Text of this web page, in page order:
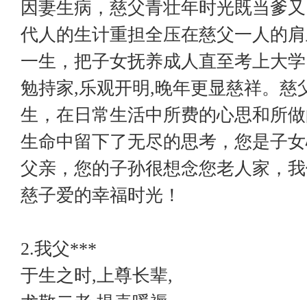
因妻生病，慈父青壮年时光既当爹
代人的生计重担全压在慈父一人的
一生，把子女抚养成人直至考上大
勉持家,乐观开明,晚年更显慈祥。慈
生，在日常生活中所费的心思和所
生命中留下了无尽的思考，您是子
父亲，您的子孙很想念您老人家，
慈子爱的幸福时光！
2.我父***
于生之时,上尊长辈,